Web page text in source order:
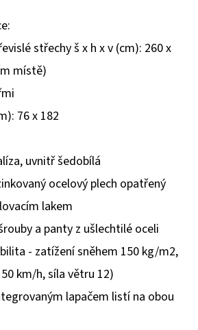
střechy š x h x v (cm): 260 x
místě)
76 x 182
uvnitř šedobílá
ocelový plech opatřený
lakem
a panty z ušlechtilé oceli
- zatížení sněhem 150 kg/m2,
km/h, síla větru 12)
lapačem listí na obou